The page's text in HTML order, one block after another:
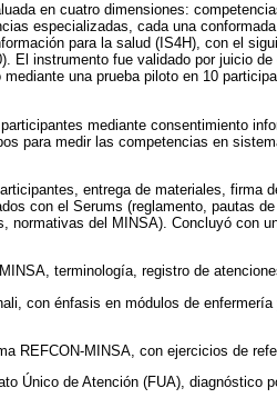
en cuatro dimensiones:
especializadas, cada una
para la salud (IS4H), con el
El instrumento fue validado por juicio
una prueba piloto en 10
mediante consentimiento
para medir las competencias en
entrega de materiales, firma
con el Serums (reglamento, pautas
normativas del MINSA). Concluyó con
terminología, registro de
con énfasis en módulos de
REFCON-MINSA, con ejercicios de
Único de Atención (FUA), diagnóstico